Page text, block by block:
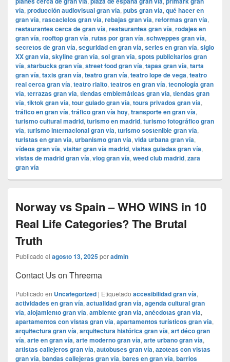
vía, producción audiovisual gran vía, pubs gran vía, qué hacer en
gran vía, rascacielos gran vía, rebajas gran vía, reformas gran vía,
restaurantes cerca de gran vía, restaurantes gran vía, rodajes en
gran vía, rooftop gran vía, rutas por gran vía, schweppes gran vía,
secretos de gran vía, seguridad en gran vía, series en gran vía, siglo
XX gran vía, skyline gran vía, sol gran vía, spots publicitarios gran
vía, starbucks gran vía, street food gran vía, tapas gran vía, tarta
gran vía, taxis gran vía, teatro gran vía, teatro lope de vega, teatro
real cerca gran vía, teatro rialto, teatros en gran vía, tecnología gran
vía, terrazas gran vía, tiendas emblemáticas gran vía, tiendas gran
vía, tiktok gran vía, tour guiado gran vía, tours privados gran vía,
tráfico en gran vía, tráfico gran vía hoy, transporte en gran vía,
turismo cultural madrid, turismo en madrid, turismo fotográfico gran
vía, turismo internacional gran vía, turismo sostenible gran vía,
turistas en gran vía, urbanismo gran vía, vida urbana gran vía,
vídeos gran vía, visitar gran vía madrid, visitas guiadas gran vía,
vistas de madrid gran vía, vlog gran vía, weed club madrid, zara
gran vía
Norway vs Spain – WHO WINS in 10
Real Life Categories? The Brutal
Truth
Publicado el agosto 13, 2025poradmin
Contact Us on Threema
Publicado en Uncategorized | Etiquetado accesibilidad gran vía,
actividades en gran vía, actualidad gran vía, agenda cultural gran
vía, alojamiento gran vía, ambiente gran vía, anécdotas gran vía,
apartamentos con vistas gran vía, apartamentos turísticos gran vía,
arquitectura gran vía, arquitectura histórica gran vía, art déco gran
vía, arte en gran vía, arte moderno gran vía, arte urbano gran vía,
artistas callejeros gran vía, autobuses gran vía, azoteas con vistas
gran vía, bandas callejeras gran vía, bares en gran vía, barrios